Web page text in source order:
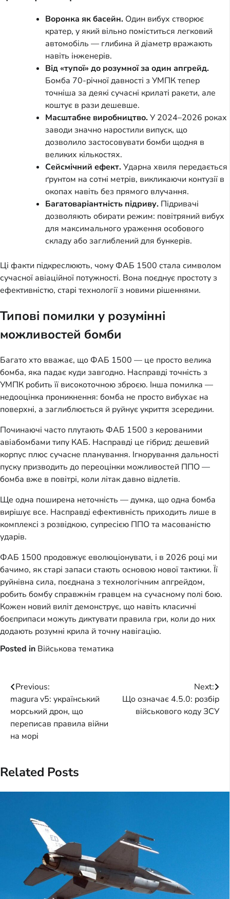
Воронка як басейн. Один вибух створює
кратер, у який вільно поміститься легковий
автомобіль — глибина й діаметр вражають
навіть інженерів.
Від «тупої» до розумної за один апгрейд.
Бомба 70-річної давності з УМПК тепер
точніша за деякі сучасні крилаті ракети, але
коштує в рази дешевше.
Масштабне виробництво.У 2024–2026 роках
заводи значно наростили випуск, що
дозволило застосовувати бомби щодня в
великих кількостях.
Сейсмічний ефект.Ударна хвиля передається
ґрунтом на сотні метрів, викликаючи контузії в
окопах навіть без прямого влучання.
Багатоваріантність підриву. Підривачі
дозволяють обирати режим: повітряний вибух
для максимального ураження особового
складу або заглиблений для бункерів.
Ці факти підкреслюють, чому ФАБ 1500 стала символом
сучасної авіаційної потужності. Вона поєднує простоту з
ефективністю, старі технології з новими рішеннями.
Типові помилки у розумінні
можливостей бомби
Багато хто вважає, що ФАБ 1500 — це просто велика
бомба, яка падає куди завгодно. Насправді точність з
УМПК робить її високоточною зброєю. Інша помилка —
недооцінка проникнення: бомба не просто вибухає на
поверхні, а заглиблюється й руйнує укриття зсередини.
Починаючі часто плутають ФАБ 1500 з керованими
авіабомбами типу КАБ. Насправді це гібрид: дешевий
корпус плюс сучасне планування. Ігнорування дальності
пуску призводить до переоцінки можливостей ППО —
бомба вже в повітрі, коли літак давно відлетів.
Ще одна поширена неточність — думка, що одна бомба
вирішує все. Насправді ефективність приходить лише в
комплексі з розвідкою, супресією ППО та масованістю
ударів.
ФАБ 1500 продовжує еволюціонувати, і в 2026 році ми
бачимо, як старі запаси стають основою нової тактики. Її
руйнівна сила, поєднана з технологічним апгрейдом,
робить бомбу справжнім гравцем на сучасному полі бою.
Кожен новий виліт демонструє, що навіть класичні
боєприпаси можуть диктувати правила гри, коли до них
додають розумні крила й точну навігацію.
Posted in Військова тематика
Post
navigation
Previous:
magura v5: український
морський дрон, що
переписав правила війни
на морі
Next:
Що означає 4.5.0: розбір
військового коду ЗСУ
Related Posts